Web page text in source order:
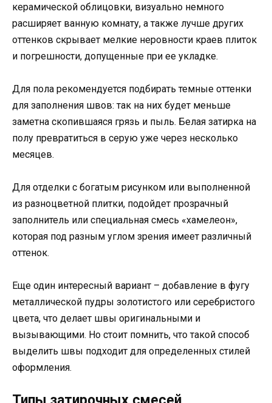
керамической облицовки, визуально немного
расширяет ванную комнату, а также лучше других
оттенков скрывает мелкие неровности краев плиток
и погрешности, допущенные при ее укладке.
Для пола рекомендуется подбирать темные оттенки
для заполнения швов: так на них будет меньше
заметна скопившаяся грязь и пыль. Белая затирка на
полу превратиться в серую уже через несколько
месяцев.
Для отделки с богатым рисунком или выполненной
из разноцветной плитки, подойдет прозрачный
заполнитель или специальная смесь «хамелеон»,
которая под разным углом зрения имеет различный
оттенок.
Еще один интересный вариант – добавление в фугу
металлической пудры золотистого или серебристого
цвета, что делает швы оригинальными и
вызывающими. Но стоит помнить, что такой способ
выделить швы подходит для определенных стилей
оформления.